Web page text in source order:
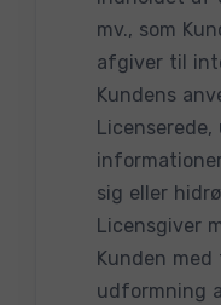
mv., som
afgiver til
Kundens
sig eller
Licensgiver
Kunden
udformning